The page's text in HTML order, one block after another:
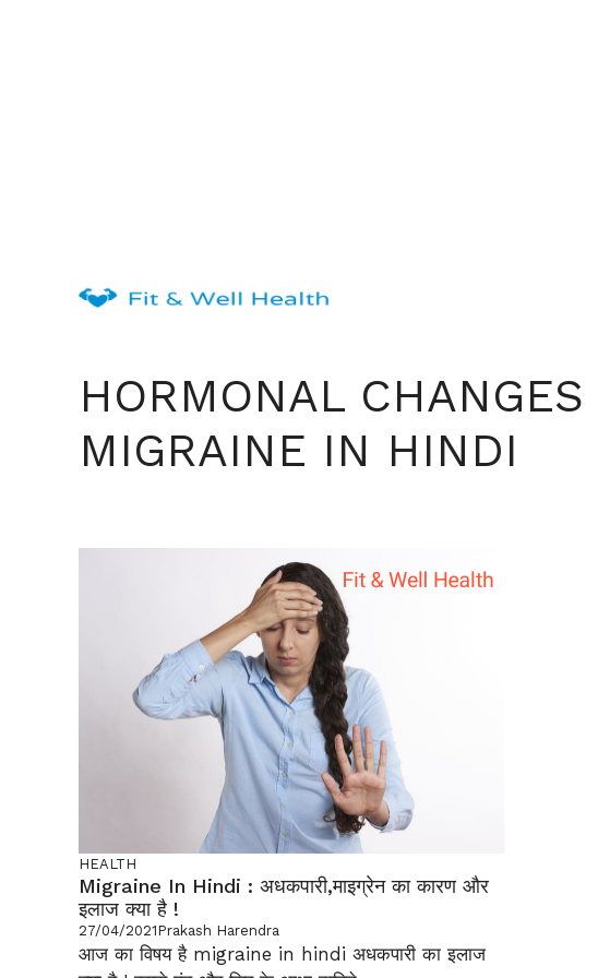
HORMONAL CHANGES
MIGRAINE IN HINDI
HEALTH
Migraine In Hindi : अधकपारी,माइग्रेन का कारण और
इलाज क्या है !
27/04/2021Prakash Harendra
आज का विषय है migraine in hindi अधकपारी का इलाज